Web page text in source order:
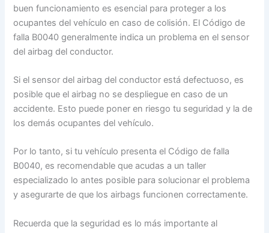
buen funcionamiento es esencial para proteger a los
ocupantes del vehículo en caso de colisión. El Código de
falla B0040 generalmente indica un problema en el sensor
del airbag del conductor.
Si el sensor del airbag del conductor está defectuoso, es
posible que el airbag no se despliegue en caso de un
accidente. Esto puede poner en riesgo tu seguridad y la de
los demás ocupantes del vehículo.
Por lo tanto, si tu vehículo presenta el Código de falla
B0040, es recomendable que acudas a un taller
especializado lo antes posible para solucionar el problema
y asegurarte de que los airbags funcionen correctamente.
Recuerda que la seguridad es lo más importante al